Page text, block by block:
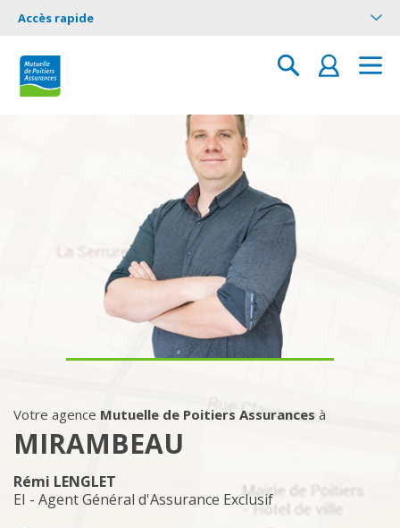
Accès rapide
Votre agence Mutuelle de Poitiers Assurances à
MIRAMBEAU
Rémi LENGLET
EI - Agent Général d'Assurance Exclusif